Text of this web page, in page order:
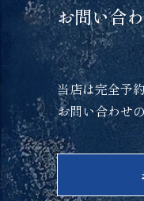
お問い合
当店は完全予
お問い合わせ